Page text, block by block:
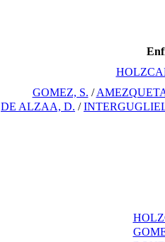
GOMEZ, S. /
DE ALZAA, D. /